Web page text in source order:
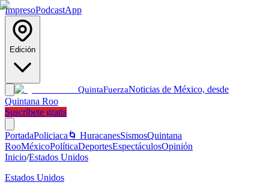
ImpresoPodcastApp
Edición
QuintaFuerzaNoticias de México, desde
Quintana Roo
Suscríbete gratis
PortadaPoliciaca 🌀 HuracanesSismosQuintana
RooMéxicoPolíticaDeportesEspectáculosOpinión
Inicio/Estados Unidos
Estados Unidos